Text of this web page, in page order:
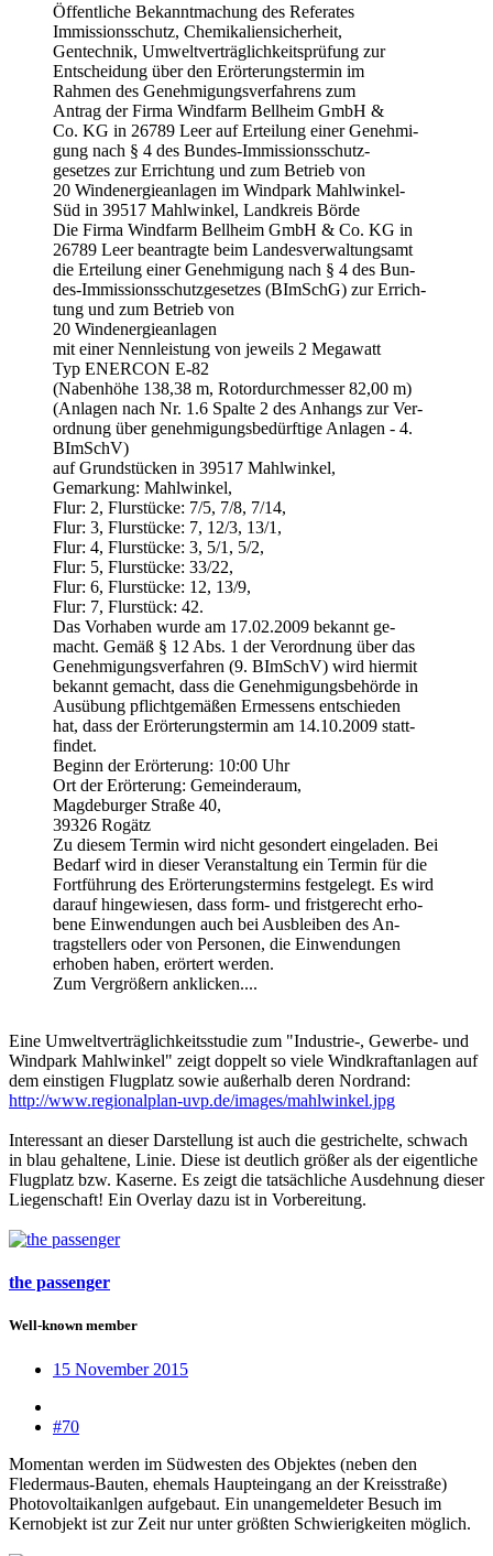
Öffentliche Bekanntmachung des Referates
Immissionsschutz, Chemikaliensicherheit,
Gentechnik, Umweltverträglichkeitsprüfung zur
Entscheidung über den Erörterungstermin im
Rahmen des Genehmigungsverfahrens zum
Antrag der Firma Windfarm Bellheim GmbH &
Co. KG in 26789 Leer auf Erteilung einer Genehmi-
gung nach § 4 des Bundes-Immissionsschutz-
gesetzes zur Errichtung und zum Betrieb von
20 Windenergieanlagen im Windpark Mahlwinkel-
Süd in 39517 Mahlwinkel, Landkreis Börde
Die Firma Windfarm Bellheim GmbH & Co. KG in
26789 Leer beantragte beim Landesverwaltungsamt
die Erteilung einer Genehmigung nach § 4 des Bun-
des-Immissionsschutzgesetzes (BImSchG) zur Errich-
tung und zum Betrieb von
20 Windenergieanlagen
mit einer Nennleistung von jeweils 2 Megawatt
Typ ENERCON E-82
(Nabenhöhe 138,38 m, Rotordurchmesser 82,00 m)
(Anlagen nach Nr. 1.6 Spalte 2 des Anhangs zur Ver-
ordnung über genehmigungsbedürftige Anlagen - 4.
BImSchV)
auf Grundstücken in 39517 Mahlwinkel,
Gemarkung: Mahlwinkel,
Flur: 2, Flurstücke: 7/5, 7/8, 7/14,
Flur: 3, Flurstücke: 7, 12/3, 13/1,
Flur: 4, Flurstücke: 3, 5/1, 5/2,
Flur: 5, Flurstücke: 33/22,
Flur: 6, Flurstücke: 12, 13/9,
Flur: 7, Flurstück: 42.
Das Vorhaben wurde am 17.02.2009 bekannt ge-
macht. Gemäß § 12 Abs. 1 der Verordnung über das
Genehmigungsverfahren (9. BImSchV) wird hiermit
bekannt gemacht, dass die Genehmigungsbehörde in
Ausübung pflichtgemäßen Ermessens entschieden
hat, dass der Erörterungstermin am 14.10.2009 statt-
findet.
Beginn der Erörterung: 10:00 Uhr
Ort der Erörterung: Gemeinderaum,
Magdeburger Straße 40,
39326 Rogätz
Zu diesem Termin wird nicht gesondert eingeladen. Bei
Bedarf wird in dieser Veranstaltung ein Termin für die
Fortführung des Erörterungstermins festgelegt. Es wird
darauf hingewiesen, dass form- und fristgerecht erho-
bene Einwendungen auch bei Ausbleiben des An-
tragstellers oder von Personen, die Einwendungen
erhoben haben, erörtert werden.
Zum Vergrößern anklicken....
Eine Umweltverträglichkeitsstudie zum "Industrie-, Gewerbe- und
Windpark Mahlwinkel" zeigt doppelt so viele Windkraftanlagen auf
dem einstigen Flugplatz sowie außerhalb deren Nordrand:
http://www.regionalplan-uvp.de/images/mahlwinkel.jpg
Interessant an dieser Darstellung ist auch die gestrichelte, schwach
in blau gehaltene, Linie. Diese ist deutlich größer als der eigentliche
Flugplatz bzw. Kaserne. Es zeigt die tatsächliche Ausdehnung dieser
Liegenschaft! Ein Overlay dazu ist in Vorbereitung.
the passenger
Well-known member
15 November 2015
#70
Momentan werden im Südwesten des Objektes (neben den
Fledermaus-Bauten, ehemals Haupteingang an der Kreisstraße)
Photovoltaikanlgen aufgebaut. Ein unangemeldeter Besuch im
Kernobjekt ist zur Zeit nur unter größten Schwierigkeiten möglich.